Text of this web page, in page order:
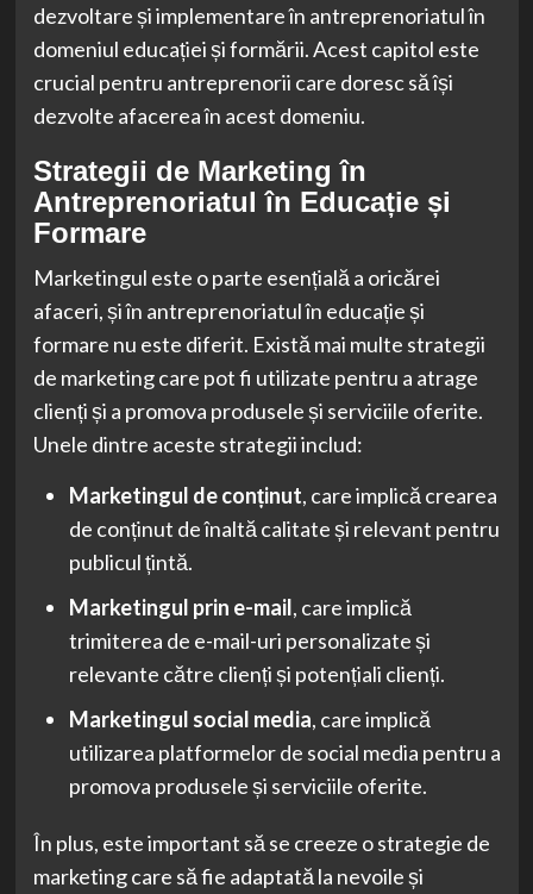
dezvoltare și implementare în antreprenoriatul în
domeniul educației și formării. Acest capitol este
crucial pentru antreprenorii care doresc să își
dezvolte afacerea în acest domeniu.
Strategii de Marketing în
Antreprenoriatul în Educație și
Formare
Marketingul este o parte esențială a oricărei
afaceri, și în antreprenoriatul în educație și
formare nu este diferit. Există mai multe strategii
de marketing care pot fi utilizate pentru a atrage
clienți și a promova produsele și serviciile oferite.
Unele dintre aceste strategii includ:
Marketingul de conținut, care implică crearea
de conținut de înaltă calitate și relevant pentru
publicul țintă.
Marketingul prin e-mail, care implică
trimiterea de e-mail-uri personalizate și
relevante către clienți și potențiali clienți.
Marketingul social media, care implică
utilizarea platformelor de social media pentru a
promova produsele și serviciile oferite.
În plus, este important să se creeze o strategie de
marketing care să fie adaptată la nevoile și